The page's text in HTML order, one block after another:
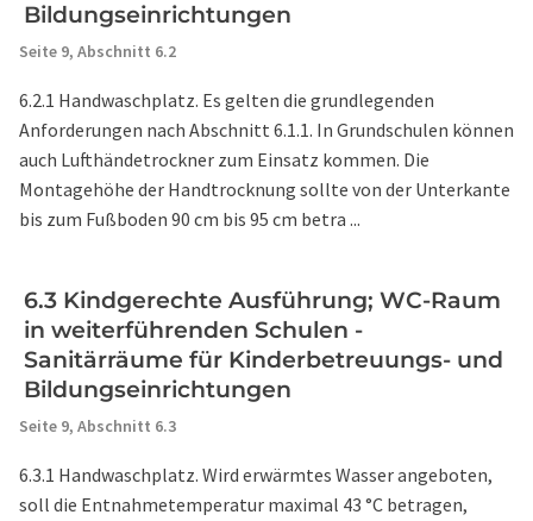
Bildungseinrichtungen
Seite 9, Abschnitt 6.2
6.2.1 Handwaschplatz. Es gelten die grundlegenden
Anforderungen nach Abschnitt 6.1.1. In Grundschulen können
auch Lufthändetrockner zum Einsatz kommen. Die
Montagehöhe der Handtrocknung sollte von der Unterkante
bis zum Fußboden 90 cm bis 95 cm betra ...
6.3 Kindgerechte Ausführung; WC-Raum
in weiterführenden Schulen -
Sanitärräume für Kinderbetreuungs- und
Bildungseinrichtungen
Seite 9, Abschnitt 6.3
6.3.1 Handwaschplatz. Wird erwärmtes Wasser angeboten,
soll die Entnahmetemperatur maximal 43 °C betragen,